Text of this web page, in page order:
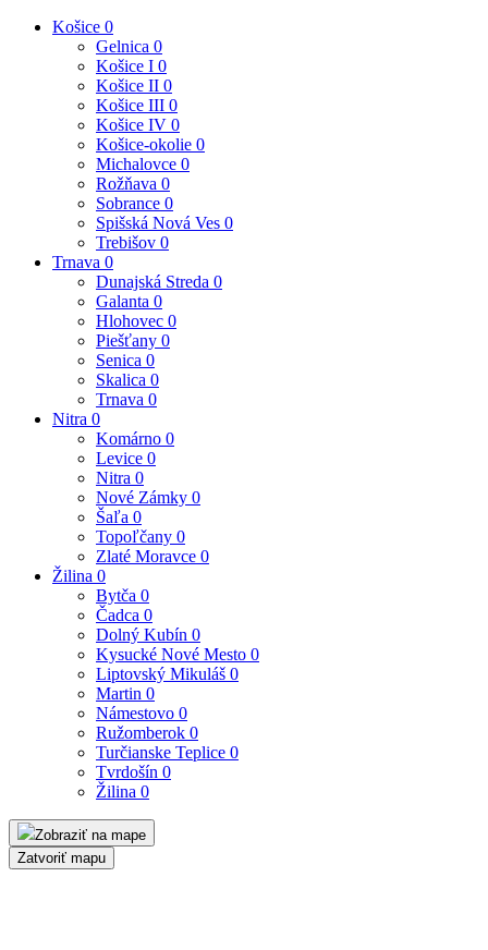
Košice 0
Gelnica 0
Košice I 0
Košice II 0
Košice III 0
Košice IV 0
Košice-okolie 0
Michalovce 0
Rožňava 0
Sobrance 0
Spišská Nová Ves 0
Trebišov 0
Trnava 0
Dunajská Streda 0
Galanta 0
Hlohovec 0
Piešťany 0
Senica 0
Skalica 0
Trnava 0
Nitra 0
Komárno 0
Levice 0
Nitra 0
Nové Zámky 0
Šaľa 0
Topoľčany 0
Zlaté Moravce 0
Žilina 0
Bytča 0
Čadca 0
Dolný Kubín 0
Kysucké Nové Mesto 0
Liptovský Mikuláš 0
Martin 0
Námestovo 0
Ružomberok 0
Turčianske Teplice 0
Tvrdošín 0
Žilina 0
Zobraziť na mape
Zatvoriť mapu